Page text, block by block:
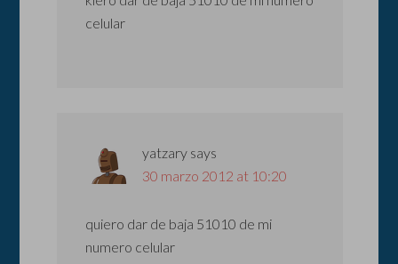
celular
yatzary says
30 marzo 2012 at 10:20
quiero dar de baja 51010 de mi
numero celular